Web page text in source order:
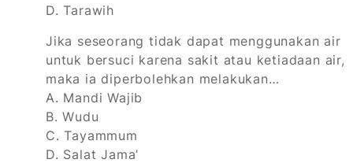
D. Tarawih
Jika seseorang tidak dapat menggunakan air
untuk bersuci karena sakit atau ketiadaan air,
maka ia diperbolehkan melakukan…
A. Mandi Wajib
B. Wudu
C. Tayammum
D. Salat Jama’